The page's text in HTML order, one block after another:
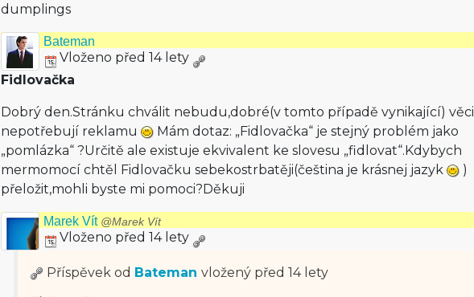
dumplings
Bateman
Vloženo před 14 lety
Fidlovačka
Dobrý den.Stránku chválit nebudu,dobré(v tom­to případě vynikající) věci
nepotřebují reklamu
Mám dotaz: „Fidlovačka“ je stejný problém jako
„pomlázka“ ?Určitě ale existuje ekvivalent ke slovesu „fidlovat“.Kdybych
mermomocí chtěl Fidlovačku sebekostrbatě­ji(čeština je krásnej jazyk
)
přeložit,mohli byste mi pomoci?Děkuji
Marek Vít @Marek Vít
Vloženo před 14 lety
Příspěvek od Bateman vložený před 14 lety